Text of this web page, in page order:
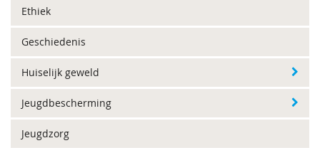
Ethiek
Geschiedenis
Huiselijk geweld
Jeugdbescherming
Jeugdzorg